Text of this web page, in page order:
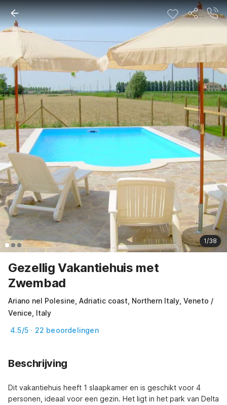
1/38
Gezellig Vakantiehuis met
Zwembad
Ariano nel Polesine, Adriatic coast, Northern Italy, Veneto /
Venice, Italy
4.5/5 · 22 beoordelingen
Beschrijving
Dit vakantiehuis heeft 1 slaapkamer en is geschikt voor 4
personen, ideaal voor een gezin. Het ligt in het park van Delta